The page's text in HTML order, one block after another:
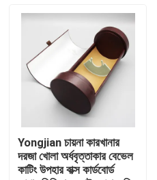
Yongjian চায়না কারখানার
দরজা খোলা অর্ধবৃত্তাকার বেভেল
কাটিং উপহার বাক্স কার্ডবোর্ড